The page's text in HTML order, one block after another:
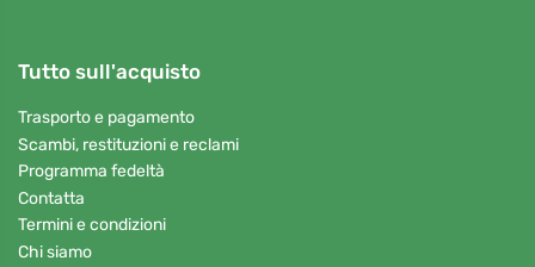
Tutto sull'acquisto
Trasporto e pagamento
Scambi, restituzioni e reclami
Programma fedeltà
Contatta
Termini e condizioni
Chi siamo